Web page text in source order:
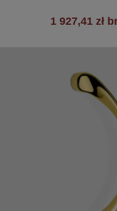
1 927,41 zł